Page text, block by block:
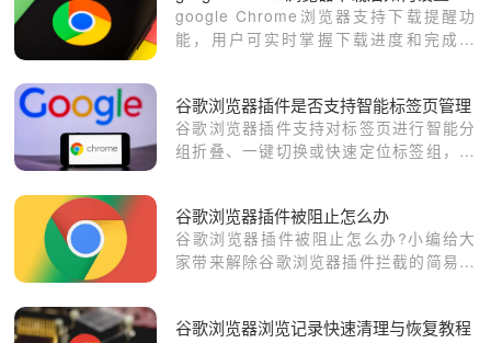
google Chrome浏览器支持下载提醒功
能，用户可实时掌握下载进度和完成状
谷歌浏览器插件是否支持智能标签页管理
谷歌浏览器插件支持对标签页进行智能分
组折叠、一键切换或快速定位标签组，帮
谷歌浏览器插件被阻止怎么办
谷歌浏览器插件被阻止怎么办?小编给大
家带来解除谷歌浏览器插件拦截的简易方
谷歌浏览器浏览记录快速清理与恢复教程